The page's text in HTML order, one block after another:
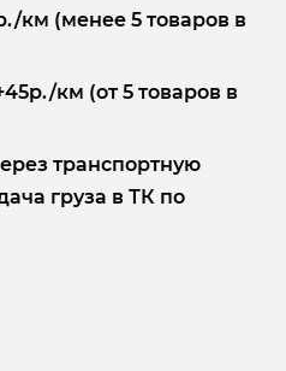
км (менее 5 товаров в
км (от 5 товаров в
транспортную
груза в ТК по